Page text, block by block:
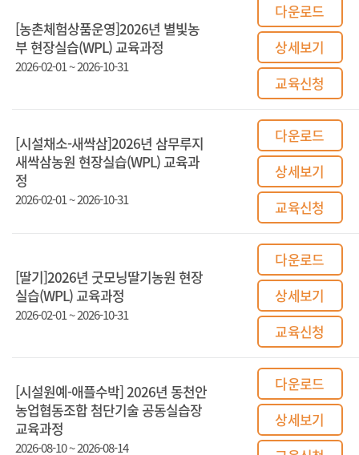
[농촌체험상품운영]2026년 별빛농
부 현장실습(WPL) 교육과정
2026-02-01 ~ 2026-10-31
다운로드
상세보기
교육신청
[시설채소-새싹삼]2026년 삼무루지
새싹삼농원 현장실습(WPL) 교육과
정
2026-02-01 ~ 2026-10-31
다운로드
상세보기
교육신청
[딸기]2026년 굿모닝딸기농원 현장
실습(WPL) 교육과정
2026-02-01 ~ 2026-10-31
다운로드
상세보기
교육신청
[시설원예-애플수박] 2026년 동천안
농업협동조합 첨단기술 공동실습장
교육과정
2026-08-10 ~ 2026-08-14
다운로드
상세보기